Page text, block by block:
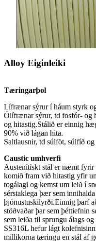
Alloy Eiginleiki
Tæringarþol
Lífrænar sýrur í háum styrk
Ólífrænar sýrur, td fosfór- og
og hitastig.Stálið er einnig
90% við lágan hita.
Saltlausnir, td súlföt, súlfíð
Caustic umhverfi
Austenítískt stál er næmt
komið fram við hitastig yfir
togálagi og kemst um leið í
sérstaklega þær sem
þjónustuskilyrði.Einnig þarf
stöðvaðar þar sem þéttiefnin
sem leiða til sprungu álags
SS316L hefur lágt
millikorna tæringu en stál af